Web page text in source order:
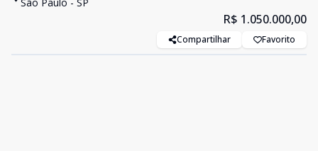
R$ 1.050.000,00
Compartilhar Favorito